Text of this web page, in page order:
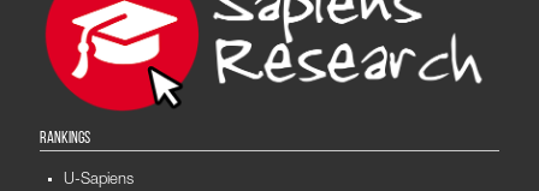
RANKINGS
U-Sapiens